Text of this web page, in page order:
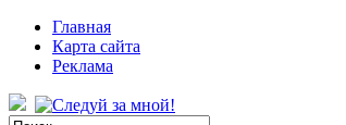
Главная
Карта сайта
Реклама